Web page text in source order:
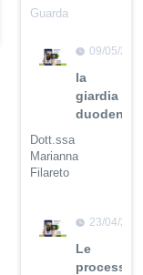
Guarda
09/05/
la
giardia
Dott.ssa
Marianna
Filareto
il video
23/04/
Le